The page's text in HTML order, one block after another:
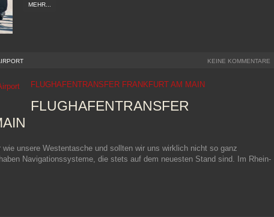
MEHR...
KEINE KOMMENTARE
FLUGHAFENTRANSFER FRANKFURT AM MAIN
FLUGHAFENTRANSFER
wie unsere Westentasche und sollten wir uns wirklich nicht so ganz
Navigationssysteme, die stets auf dem neuesten Stand sind. Im Rhein-